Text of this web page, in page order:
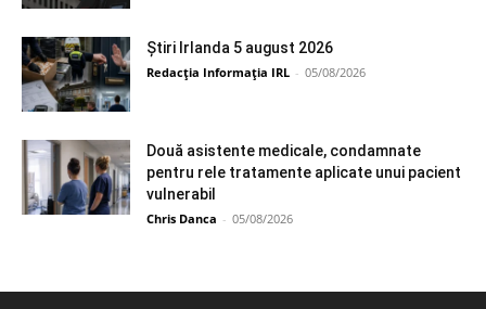
Știri Irlanda 5 august 2026
Redacția Informația IRL - 05/08/2026
Două asistente medicale, condamnate
pentru rele tratamente aplicate unui pacient
vulnerabil
Chris Danca - 05/08/2026